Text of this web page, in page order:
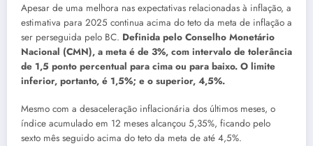
Apesar de uma melhora nas expectativas relacionadas à inflação, a
estimativa para 2025 continua acima do teto da meta de inflação a
ser perseguida pelo BC. Definida pelo Conselho Monetário
Nacional (CMN), a meta é de 3%, com intervalo de tolerância
de 1,5 ponto percentual para cima ou para baixo. O limite
inferior, portanto, é 1,5%; e o superior, 4,5%.
Mesmo com a desaceleração inflacionária dos últimos meses, o
índice acumulado em 12 meses alcançou 5,35%, ficando pelo
sexto mês seguido acima do teto da meta de até 4,5%.